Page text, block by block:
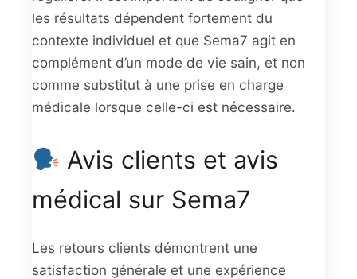
les résultats dépendent fortement du
contexte individuel et que Sema7 agit en
complément d’un mode de vie sain, et non
comme substitut à une prise en charge
médicale lorsque celle-ci est nécessaire.
Avis clients et avis
médical sur Sema7
Les retours clients démontrent une
satisfaction générale et une expérience